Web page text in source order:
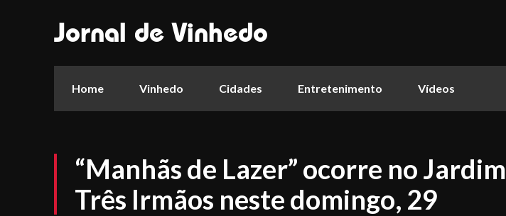
Jornal de Vinhedo
Home Vinhedo Cidades Entretenimento Vídeos
“Manhãs de Lazer” ocorre no Jardim
Três Irmãos neste domingo, 29